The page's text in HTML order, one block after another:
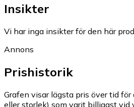
Insikter
Vi har inga insikter för den här
Annons
Prishistorik
Grafen visar lägsta pris över tid
eller storlek) som varit billigast vid